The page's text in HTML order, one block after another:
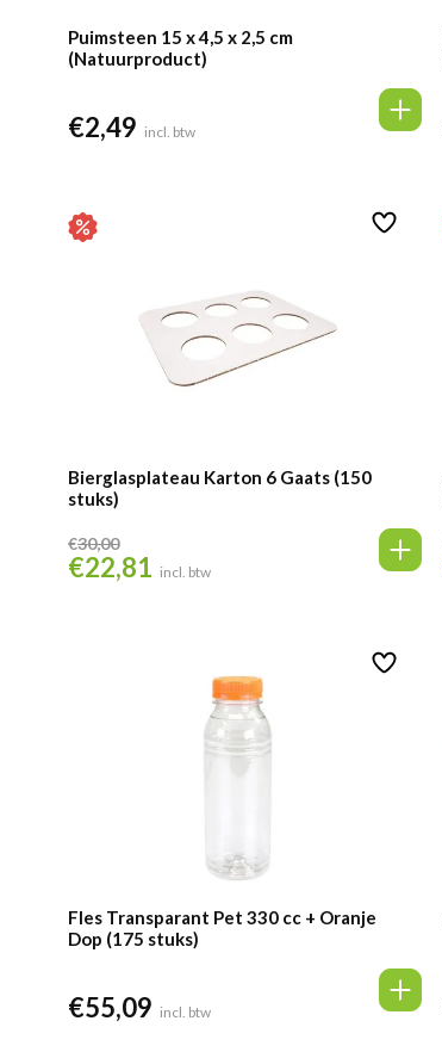
Puimsteen 15 x 4,5 x 2,5 cm
(Natuurproduct)
€2,49 incl. btw
Bierglasplateau Karton 6 Gaats (150
stuks)
€30,00
Oorspronkelijke
€22,81 Huidige
incl. btw
Fles Transparant Pet 330 cc + Oranje
Dop (175 stuks)
€55,09 incl. btw